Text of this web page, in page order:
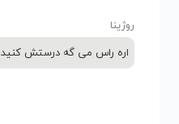
روژینا
اره راس می گه درستش کنید